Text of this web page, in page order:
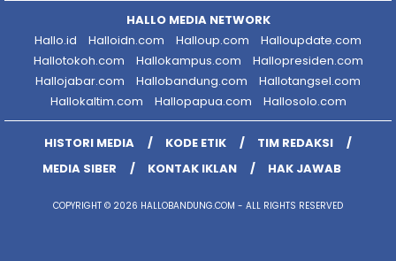
HALLO MEDIA NETWORK
Hallo.id
Halloidn.com Halloup.com
Halloupdate.com
Hallotokoh.com
Hallokampus.com
Hallopresiden.com
Hallojabar.com
Hallobandung.com
Hallotangsel.com
Hallokaltim.com
Hallopapua.com Hallosolo.com
HISTORI MEDIA KODE ETIK
TIM REDAKSI
MEDIA SIBER
KONTAK IKLAN HAK JAWAB
COPYRIGHT © 2026 HALLOBANDUNG.COM - ALL RIGHTS RESERVED